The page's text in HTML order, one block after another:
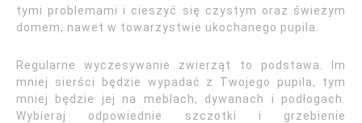
tymi problemami i cieszyć się czystym oraz świeżym
domem, nawet w towarzystwie ukochanego pupila.
Regularne wyczesywanie zwierząt to podstawa. Im
mniej sierści będzie wypadać z Twojego pupila, tym
mniej będzie jej na meblach, dywanach i podłogach.
Wybieraj odpowiednie szczotki i grzebienie